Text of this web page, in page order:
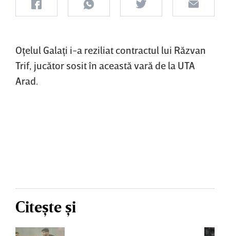
Oţelul Galaţi i-a reziliat contractul lui Răzvan
Trif, jucător sosit în această vară de la UTA
Arad.
Citește și